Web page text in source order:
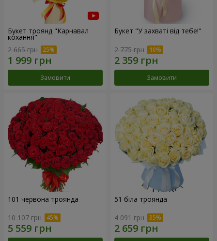
Букет троянд "Карнавал
кохання"
2 665 грн
Замовити
Букет "У захваті від тебе!"
2 775 грн
Замовити
101 червона троянда
10 107 грн
51 біла троянда
4 091 грн